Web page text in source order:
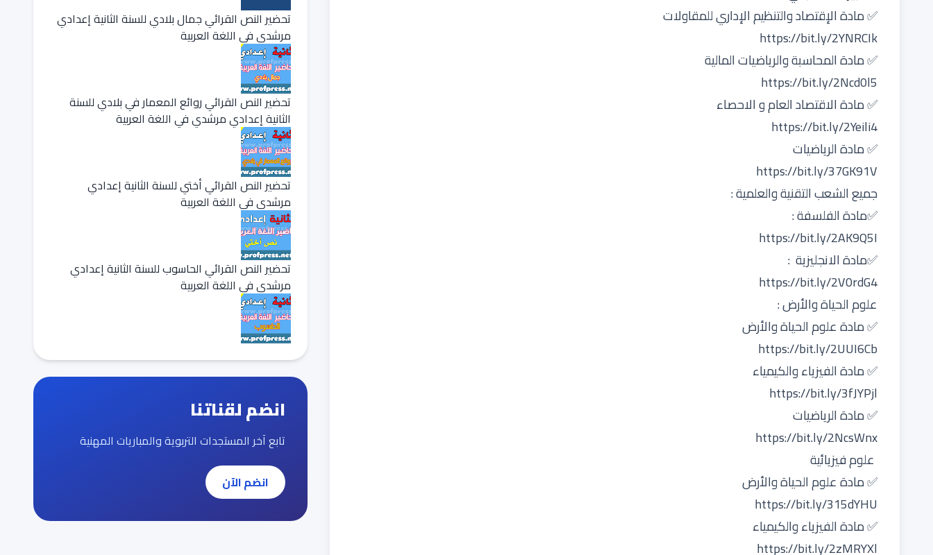
✅ مادة الإقتصاد والتنظيم الإداري للمقاولات
https://bit.ly/2YNRCIk
✅ مادة المحاسبة والرياضيات المالية
https://bit.ly/2Ncd0l5
✅ مادة الاقتصاد العام و الاحصاء
https://bit.ly/2Yeili4
✅ مادة الرياضيات
https://bit.ly/37GK91V
جميع الشعب التقنية والعلمية :
✅مادة الفلسفة :
https://bit.ly/2AK9Q5I
✅مادة الانجليزية :
https://bit.ly/2V0rdG4
علوم الحياة والأرض :
✅ مادة علوم الحياة والأرض
https://bit.ly/2UUI6Cb
✅ مادة الفيزياء والكيمياء
https://bit.ly/3fJYPjl
✅ مادة الرياضيات
https://bit.ly/2NcsWnx
علوم فيزيائية
✅ مادة علوم الحياة والأرض
https://bit.ly/315dYHU
✅ مادة الفيزياء والكيمياء
https://bit.ly/2zMRYXl
تحضير النص القرائي جمال بلادي للسنة الثانية إعدادي
مرشدي في اللغة العربية
تحضير النص القرائي روائع المعمار في بلادي للسنة
الثانية إعدادي مرشدي في اللغة العربية
تحضير النص القرائي أختي للسنة الثانية إعدادي
مرشدي في اللغة العربية
تحضير النص القرائي الحاسوب للسنة الثانية إعدادي
مرشدي في اللغة العربية
انضم لقناتنا
تابع آخر المستجدات التربوية والمباريات المهنية
انضم الآن